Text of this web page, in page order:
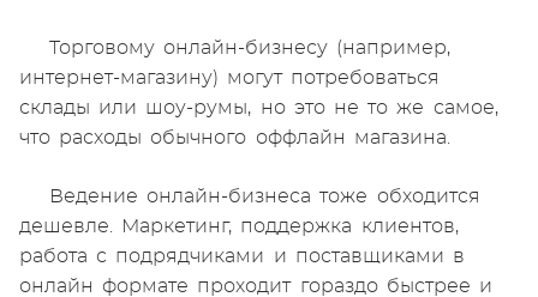
Торговому онлайн-бизнесу (например,
интернет-магазину) могут потребоваться
склады или шоу-румы, но это не то же самое,
что расходы обычного оффлайн магазина.
Ведение онлайн-бизнеса тоже обходится
дешевле. Маркетинг, поддержка клиентов,
работа с подрядчиками и поставщиками в
онлайн формате проходит гораздо быстрее и